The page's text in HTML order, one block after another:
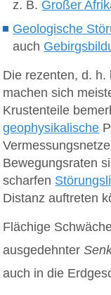
z. B. Großer
Geologische
auch
Die rezenten, d. h.
machen sich
Krustenteile
geophysikalische
Bewegungsraten
scharfen
Distanz auftreten
Flächige
ausgedehnter
auch in die